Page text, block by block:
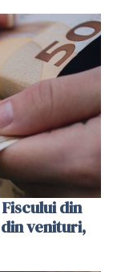
din
venituri,